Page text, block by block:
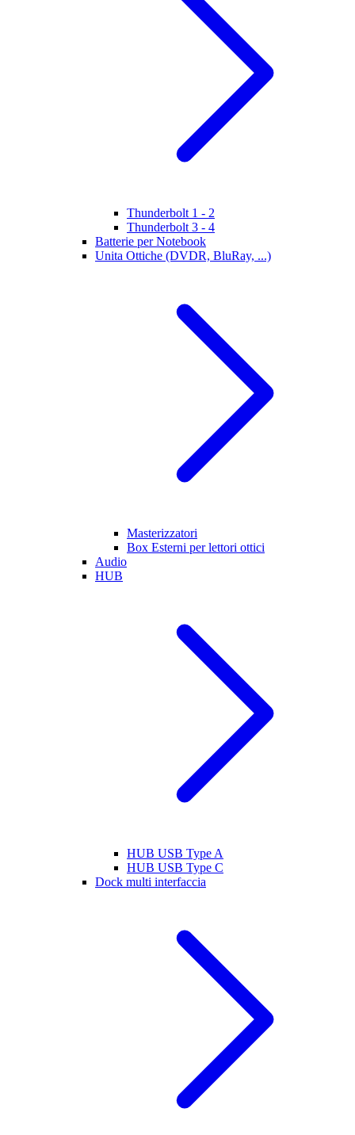
Thunderbolt 1 - 2
Thunderbolt 3 - 4
Batterie per Notebook
Unita Ottiche (DVDR, BluRay, ...)
Masterizzatori
Box Esterni per lettori ottici
Audio
HUB
HUB USB Type A
HUB USB Type C
Dock multi interfaccia